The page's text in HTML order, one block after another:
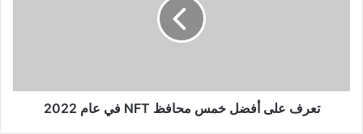
2022
تعرف على أفضل خمس محافظ NFT في عام 2022